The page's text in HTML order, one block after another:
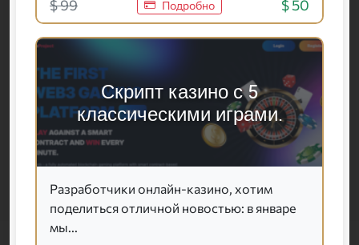
$ 99 Подробно $ 50
Скрипт казино с 5
классическими играми.
Разработчики онлайн-казино, хотим
поделиться отличной новостью: в январе
мы...